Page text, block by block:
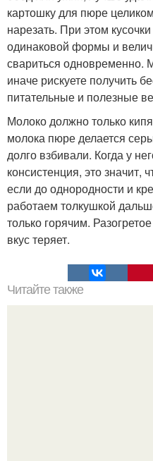
картошку для пюре
нарезать. При этом
одинаковой формы и
свариться одновременно.
иначе рискуете получить
питательные и полезные
Молоко должно только
молока пюре делается
долго взбивали. Когда у
консистенция, это значит,
если до однородности и
работаем толкушкой
только горячим.
вкус теряет.
Читайте также